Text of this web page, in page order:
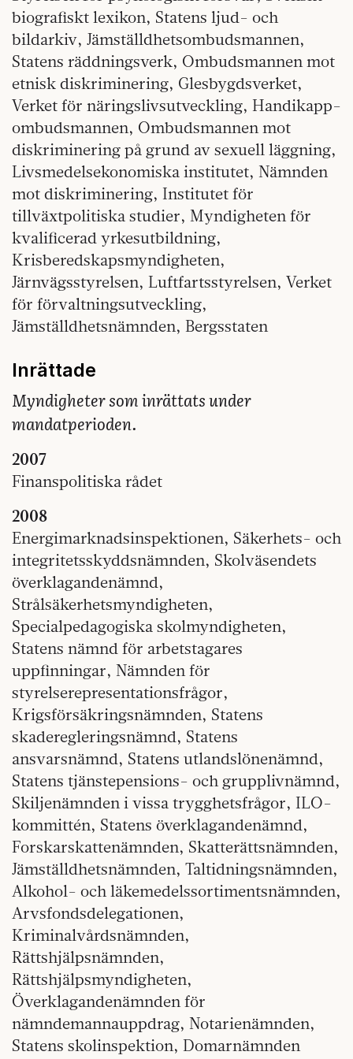
biografiskt lexikon, Statens ljud- och
bildarkiv, Jämställdhetsombudsmannen,
Statens räddningsverk, Ombudsmannen mot
etnisk diskriminering, Glesbygdsverket,
Verket för näringslivsutveckling, Handikapp­
ombudsmannen, Ombudsmannen mot
diskriminering på grund av sexuell läggning,
Livsmedelsekonomiska institutet, Nämnden
mot diskriminering, Institutet för
tillväxtpolitiska studier, Myndigheten för
kvalificerad yrkesutbildning,
Krisberedskapsmyndigheten,
Järnvägsstyrelsen, Luftfartsstyrelsen, Verket
för förvaltningsutveckling,
Jämställdhetsnämnden, Bergsstaten
Inrättade
Myndigheter som inrättats under
mandatperioden.
2007
Finanspolitiska rådet
2008
Energimarknadsinspektionen, Säkerhets- och
integritetsskyddsnämnden, Skolväsendets
överklagandenämnd,
Strålsäkerhetsmyndigheten,
Specialpedagogiska skolmyndigheten,
Statens nämnd för arbetstagares
uppfinningar, Nämnden för
styrelserepresentationsfrågor,
Krigsförsäkringsnämnden, Statens
skaderegleringsnämnd, Statens
ansvarsnämnd, Statens utlandslönenämnd,
Statens tjänstepensions- och grupplivnämnd,
Skiljenämnden i vissa trygghetsfrågor, ILO-
kommittén, Statens överklagandenämnd,
Forskarskattenämnden, Skatterättsnämnden,
Jämställdhetsnämnden, Taltidningsnämnden,
Alkohol- och läkemedelssortimentsnämnden,
Arvsfondsdelegationen,
Kriminalvårdsnämnden,
Rättshjälpsnämnden,
Rättshjälpsmyndigheten,
Överklagandenämnden för
nämndemannauppdrag, Notarienämnden,
Statens skolinspektion, Domarnämnden